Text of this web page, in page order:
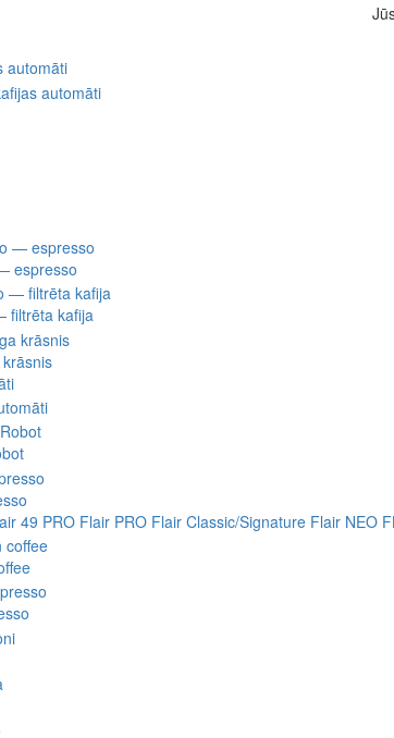
automāti
espresso
filtrēta kafija
49 PRO Flair PRO Flair Classic/Signature Flair NEO